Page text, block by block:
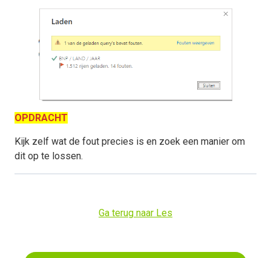
OPDRACHT
Kijk zelf wat de fout precies is en zoek een manier om
dit op te lossen.
Ga terug naar Les